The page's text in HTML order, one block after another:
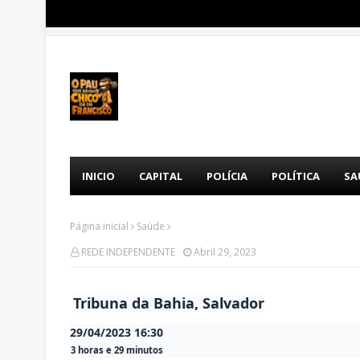
INICIO CAPITAL POLÍCIA POLÍTICA
Página inicial
Saúde
REDE INDEPENDENTE
Abril 29, 2023
Tribuna da Bahia, Salvador
29/04/2023 16:30
3 horas e 29 minutos